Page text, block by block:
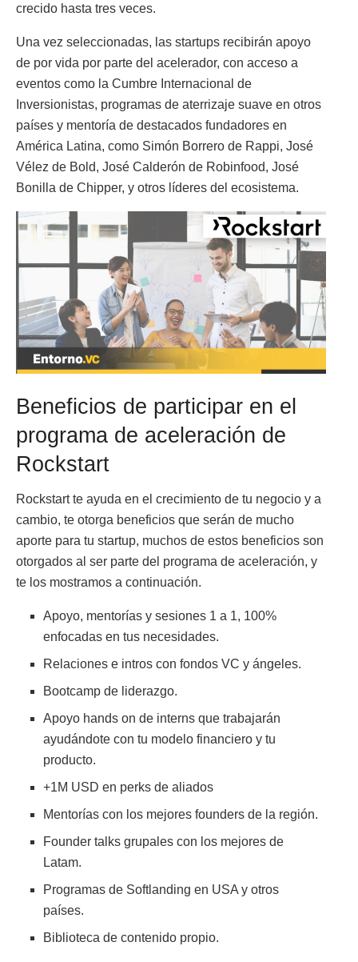
crecido hasta tres veces.
Una vez seleccionadas, las startups recibirán apoyo
de por vida por parte del acelerador, con acceso a
eventos como la Cumbre Internacional de
Inversionistas, programas de aterrizaje suave en otros
países y mentoría de destacados fundadores en
América Latina, como Simón Borrero de Rappi, José
Vélez de Bold, José Calderón de Robinfood, José
Bonilla de Chipper, y otros líderes del ecosistema.
Beneficios de participar en el
programa de aceleración de
Rockstart
Rockstart te ayuda en el crecimiento de tu negocio y a
cambio, te otorga beneficios que serán de mucho
aporte para tu startup, muchos de estos beneficios son
otorgados al ser parte del programa de aceleración, y
te los mostramos a continuación.
Apoyo, mentorías y sesiones 1 a 1, 100%
enfocadas en tus necesidades.
Relaciones e intros con fondos VC y ángeles.
Bootcamp de liderazgo.
Apoyo hands on de interns que trabajarán
ayudándote con tu modelo financiero y tu
producto.
+1M USD en perks de aliados
Mentorías con los mejores founders de la región.
Founder talks grupales con los mejores de
Latam.
Programas de Softlanding en USA y otros
países.
Biblioteca de contenido propio.